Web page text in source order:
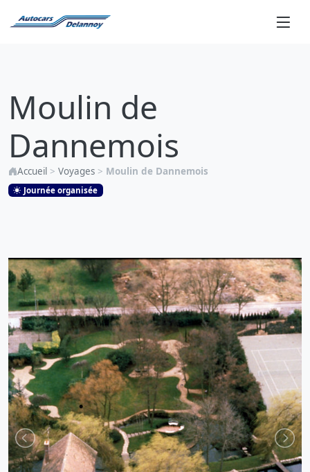
Dannemois
Moulin de
Dannemois
Accueil > Voyages > Moulin de Dannemois
Journée organisée